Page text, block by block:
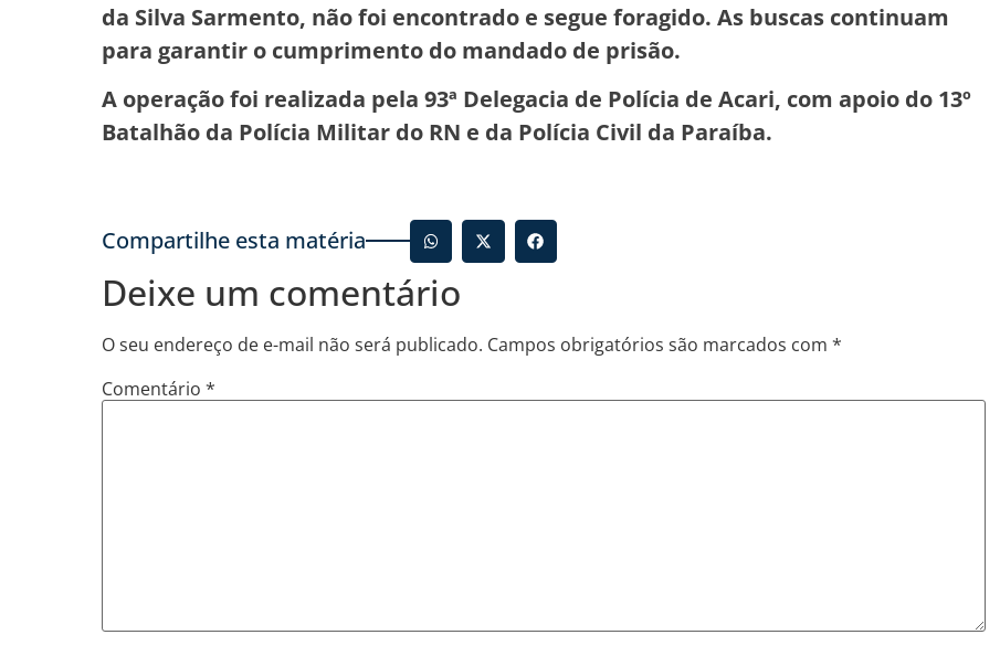
da Silva Sarmento, não foi encontrado e segue foragido. As buscas continuam
para garantir o cumprimento do mandado de prisão.
A operação foi realizada pela 93ª Delegacia de Polícia de Acari, com apoio do 13º
Batalhão da Polícia Militar do RN e da Polícia Civil da Paraíba.
Compartilhe esta matéria
Deixe um comentário
O seu endereço de e-mail não será publicado. Campos obrigatórios são marcados com *
Comentário *